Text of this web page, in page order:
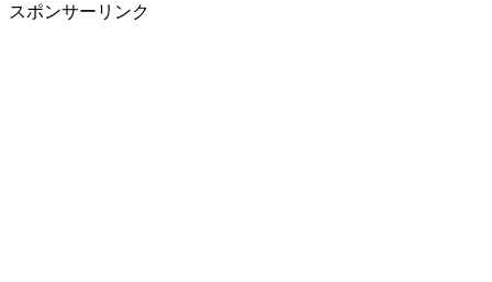
スポンサーリンク